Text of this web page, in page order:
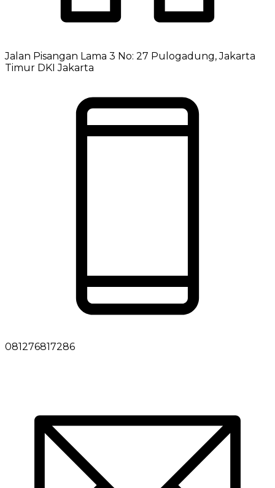
Jalan Pisangan Lama 3 No: 27 Pulogadung, Jakarta
Timur DKI Jakarta
081276817286